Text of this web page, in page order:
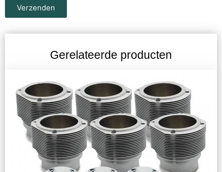
Verzenden
Gerelateerde producten